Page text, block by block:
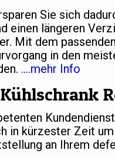
Sie sich
einen längeren
Mit dem
in den
….mehr Info
in kürzester Zeit
an Ihrem